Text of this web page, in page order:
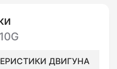
зручний
під шпонку, що
застосування мотора
його на
ДВИГУНА